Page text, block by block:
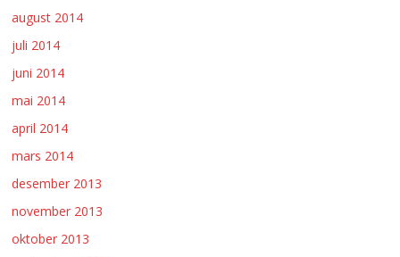
august 2014
juli 2014
juni 2014
mai 2014
april 2014
mars 2014
desember 2013
november 2013
oktober 2013